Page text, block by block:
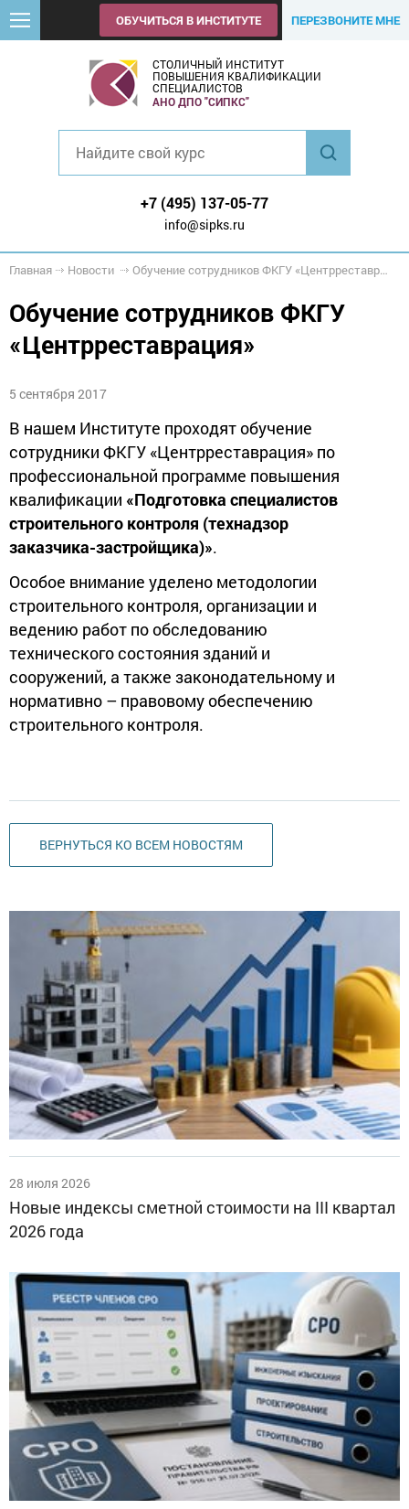
ОБУЧИТЬСЯ В ИНСТИТУТЕ ПЕРЕЗВОНИТЕ МНЕ
СТОЛИЧНЫЙ ИНСТИТУТ
ПОВЫШЕНИЯ КВАЛИФИКАЦИИ
СПЕЦИАЛИСТОВ
АНО ДПО "СИПКС"
+7 (495) 137-05-77
info@sipks.ru
Главная Новости Обучение сотрудников ФКГУ «Центрреставрация»
Обучение сотрудников ФКГУ
«Центрреставрация»
5 сентября 2017
В нашем Институте проходят обучение
сотрудники ФКГУ «Центрреставрация» по
профессиональной программе повышения
квалификации «Подготовка специалистов
строительного контроля (технадзор
заказчика-застройщика)».
Особое внимание уделено методологии
строительного контроля, организации и
ведению работ по обследованию
технического состояния зданий и
сооружений, а также законодательному и
нормативно – правовому обеспечению
строительного контроля.
ВЕРНУТЬСЯ КО ВСЕМ НОВОСТЯМ
28 июля 2026
Новые индексы сметной стоимости на III квартал
2026 года